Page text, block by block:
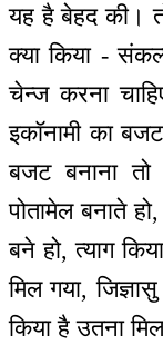
यह है बेहद की।
क्या किया -
चेन्ज करना
इकॉनामी का
बजट बनाना
पोतामेल बनाते
बने हो, त्याग
मिल गया,
किया है उतना